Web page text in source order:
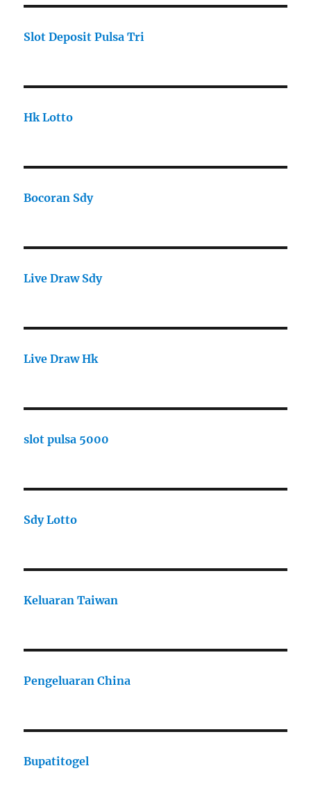
Slot Deposit Pulsa Tri
Hk Lotto
Bocoran Sdy
Live Draw Sdy
Live Draw Hk
slot pulsa 5000
Sdy Lotto
Keluaran Taiwan
Pengeluaran China
Bupatitogel